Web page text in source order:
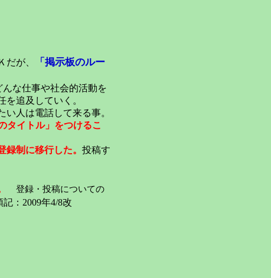
が、
「掲示板のルー
な仕事や社会的活動を
追及していく。
人は電話して来る事。
タイトル」をつけるこ
制に移行した。 投稿す
登録・投稿についての
記：2009年4/8改